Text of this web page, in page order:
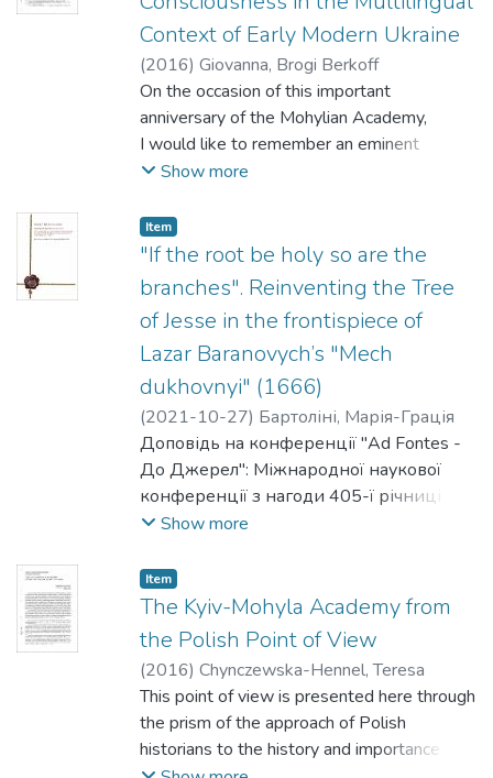
(1875-1944), a world-famous conductor,
composer and ethnologist. He was
also one of the most outstanding alumni of
the Kyiv-Mohyla Academy. In his
hands, as he himself wrote about it, there
were "згромаджені всі звуки й знаки
для голосів, які перетоплені в один-
Context of Early Modern Ukraine
(2016) Giovanna, Brogi Berkoff
On the occasion of this important
anniversary of the Mohylian Academy,
I would like to remember an eminent
scholar whose fascinating and
between 1910 and 1918 (with a later
edition in 1924). I am referring tothe first
volume of F. I. Titov’s History of the
Cave Monastery’s typography, the
“Типография Киево-Печерской Лавры.
Исторический очерк, 1606-1616-1916
гг.” (Киев, 1916), and the “Матеріали
для історії книжної справи в XVI-XVIII
вв.” (Reprint Köln 1982; in actual
fact printed in 1918 as “Приложения” to
the former volume), which contain
a considerable number of forewords to the
Show more
Item
"If the root be holy so are the
branches". Reinventing the Tree
of Jesse in the frontispiece of
Lazar Baranovych’s "Mech
dukhovnyi" (1666)
(2021-10-27) Бартоліні, Марія-Грація
Доповідь на конференції "Ad Fontes -
До Джерел": Міжнародної наукової
конференції з нагоди 405-ї річниці
заснування Києво-Могилянської
Бартоліні М-Ґ. If the root be holy so are
the branches. Reinventing the Tree of Jesse
in the frontispiece of Lazar Baranovych's
"Mech dukhovnyi" (1666) [електронний
ресурс] / Марія-Ґрація Бартоліні // "Ad
Fontes - До Джерел": Міжнародна
наукова конференція з нагоди 405-ї
Show more
Item
The Kyiv-Mohyla Academy from
the Polish Point of View
(2016) Chynczewska-Hennel, Teresa
This point of view is presented here through
the prism of the approach of Polish
historians to the history and importance of